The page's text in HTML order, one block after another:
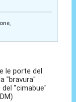
le porte del
"bravura"
"cimabue"